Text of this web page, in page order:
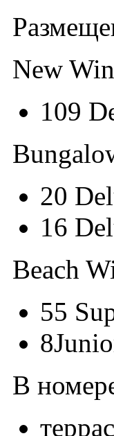
New
109
20
16
Beach
55
В